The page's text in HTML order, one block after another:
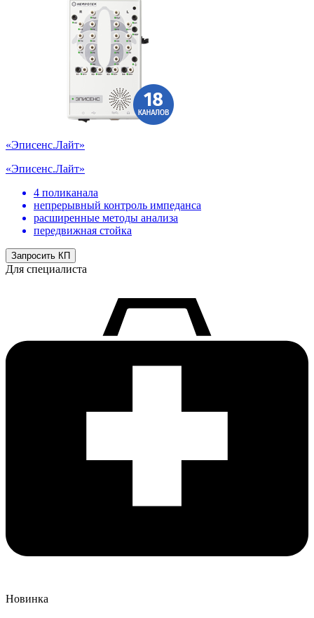
«Эписенс.Лайт»
«Эписенс.Лайт»
4 поликанала
непрерывный контроль импеданса
расширенные методы анализа
передвижная стойка
Запросить КП
Для специалиста
Новинка